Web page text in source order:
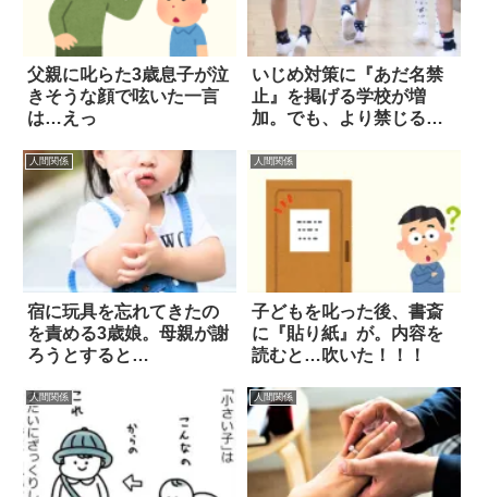
父親に叱らた3歳息子が泣
きそうな顔で呟いた一言
は…えっ
いじめ対策に『あだ名禁
止』を掲げる学校が増
加。でも、より禁じるべ
人間関係
宿に玩具を忘れてきたの
を責める3歳娘。母親が謝
ろうとすると…
人間関係
子どもを叱った後、書斎
に『貼り紙』が。内容を
読むと…吹いた！！！
人間関係 人間関係